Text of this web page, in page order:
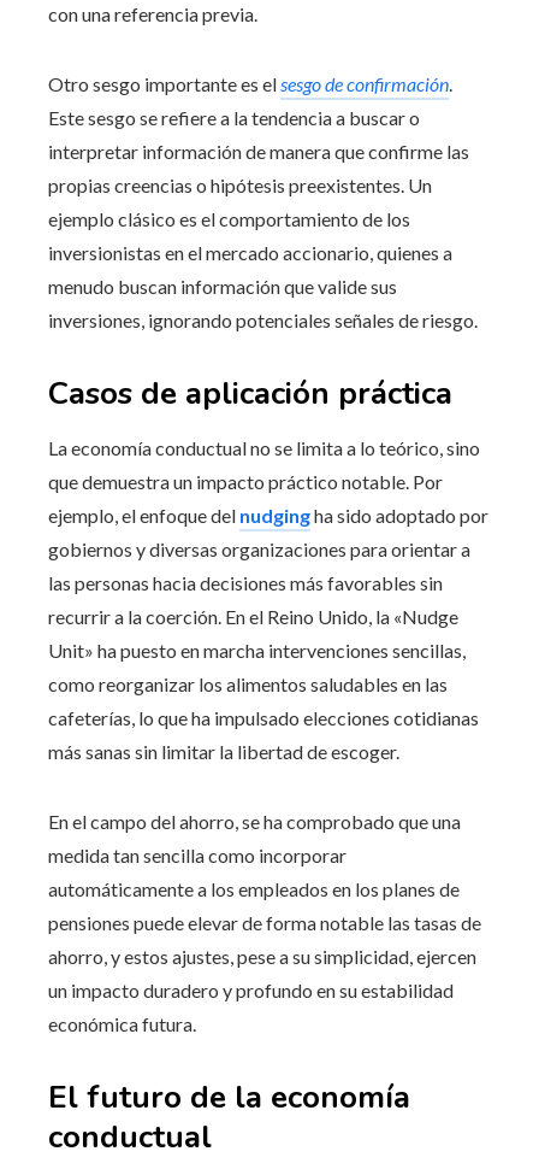
con una referencia previa.
Otro sesgo importante es elsesgo de confirmación.
Este sesgo se refiere a la tendencia a buscar o
interpretar información de manera que confirme las
propias creencias o hipótesis preexistentes. Un
ejemplo clásico es el comportamiento de los
inversionistas en el mercado accionario, quienes a
menudo buscan información que valide sus
inversiones, ignorando potenciales señales de riesgo.
Casos de aplicación práctica
La economía conductual no se limita a lo teórico, sino
que demuestra un impacto práctico notable. Por
ejemplo, el enfoque del nudgingha sido adoptado por
gobiernos y diversas organizaciones para orientar a
las personas hacia decisiones más favorables sin
recurrir a la coerción. En el Reino Unido, la «Nudge
Unit» ha puesto en marcha intervenciones sencillas,
como reorganizar los alimentos saludables en las
cafeterías, lo que ha impulsado elecciones cotidianas
más sanas sin limitar la libertad de escoger.
En el campo del ahorro, se ha comprobado que una
medida tan sencilla como incorporar
automáticamente a los empleados en los planes de
pensiones puede elevar de forma notable las tasas de
ahorro, y estos ajustes, pese a su simplicidad, ejercen
un impacto duradero y profundo en su estabilidad
económica futura.
El futuro de la economía
conductual